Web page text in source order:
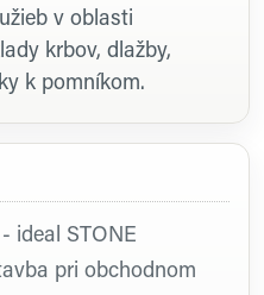
ideal STONE
pri obchodnom
v oblasti
krbov, dlažby,
k pomníkom.